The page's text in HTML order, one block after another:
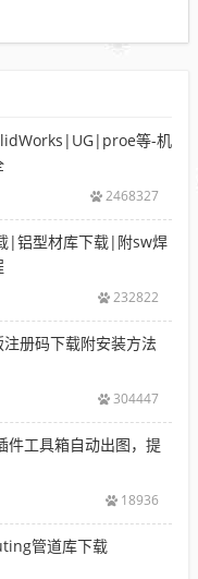
等-机
2468327
|铝型材库下载|附sw焊
232822
册码下载附安装方法
304447
件工具箱自动出图，提
18936
管道库下载